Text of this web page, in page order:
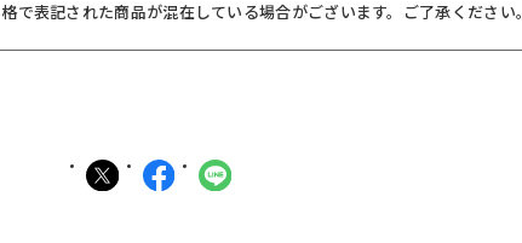
格で表記された商品が混在している場合がございます。ご了承ください。